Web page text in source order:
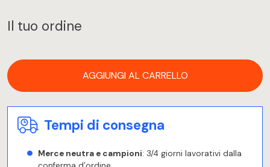
Il tuo ordine
AGGIUNGI AL CARRELLO
Tempi di consegna
Merce neutra e campioni: 3/4 giorni lavorativi dalla